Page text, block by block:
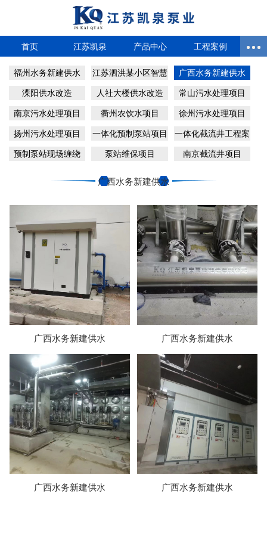
首页 江苏凯泉 产品中心 工程案例
福州水务新建供水
江苏泗洪某小区智慧
泵房
广西水务新建供水
溧阳供水改造
人社大楼供水改造
常山污水处理项目
南京污水处理项目
衢州农饮水项目
徐州污水处理项目
扬州污水处理项目
一体化预制泵站项目
一体化截流井工程案
例
预制泵站现场缠绕 泵站维保项目 南京截流井项目
广西水务新建供水
广西水务新建供水 广西水务新建供水
广西水务新建供水 广西水务新建供水